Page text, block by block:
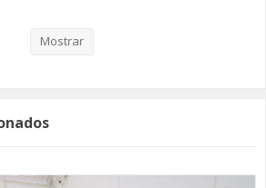
dos cidadãos pela intervenção de
no período entre 10 de Fevereiro e 3
Mostrar